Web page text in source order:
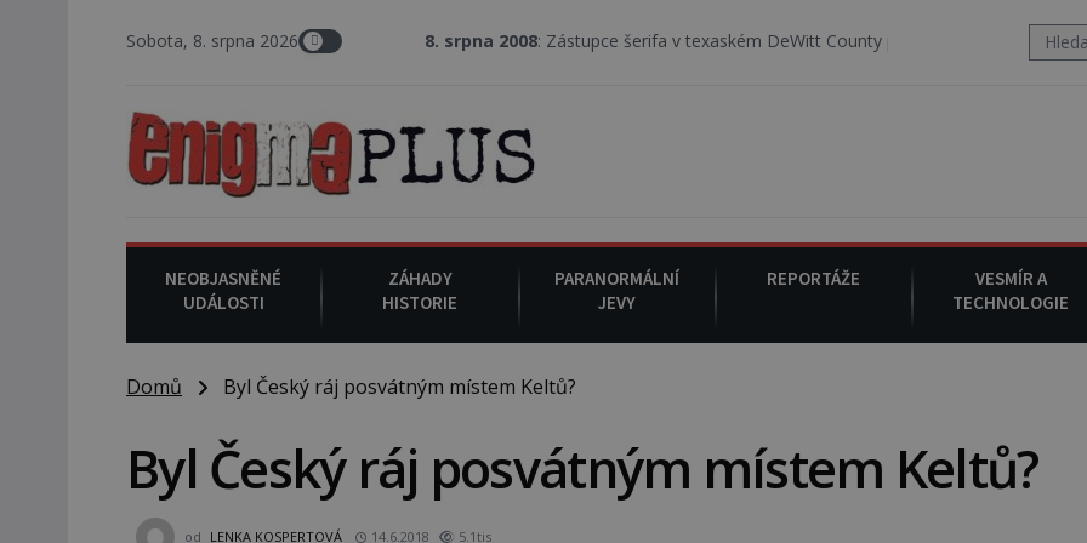
Sobota, 8. srpna 20268. srpna 2008 : Zástupce šerifa v texaském DeWitt County pořizuje video, na kterém před jeho
NEOBJASNĚNÉ
UDÁLOSTI
ZÁHADY
HISTORIE
PARANORMÁLNÍ
JEVY
REPORTÁŽE
VESMÍR A
TECHNOLOGIE
Domů Byl Český ráj posvátným místem Keltů?
Byl Český ráj posvátným místem Keltů?
od LENKA KOSPERTOVÁ 14.6.2018 5.1tis